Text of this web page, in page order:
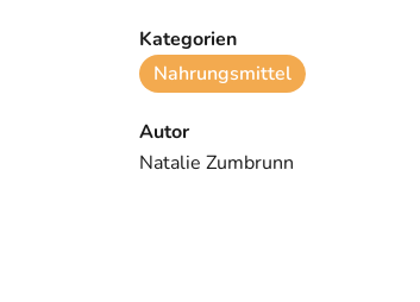
Kategorien
Nahrungsmittel
Autor
Natalie Zumbrunn